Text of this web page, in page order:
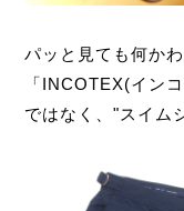
パッと見ても何か
「INCOTEX(イン
ではなく、"スイム